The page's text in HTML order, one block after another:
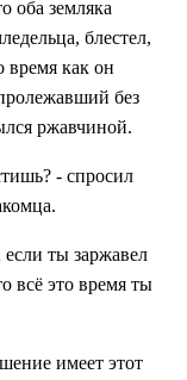
оба земляка
блестел,
время как он
без
ржавчиной.
- спросил
ты заржавел
всё это время ты
имеет этот